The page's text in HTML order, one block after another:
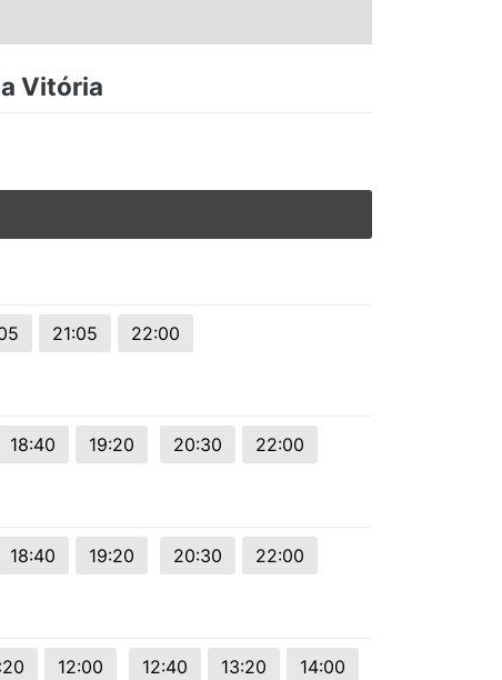
Vitória
21:05 22:00
18:40 19:20 20:30 22:00
18:40 19:20 20:30 22:00
12:00 12:40 13:20
14:00